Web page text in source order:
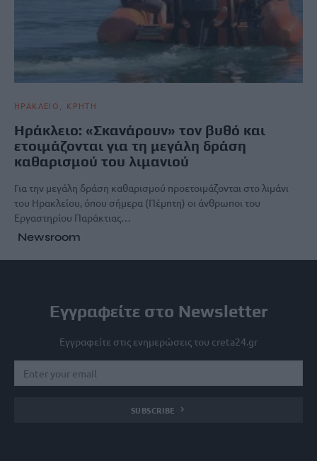
ΗΡΑΚΛΕΙΟ ΚΡΗΤΗ
Ηράκλειο: «Σκανάρουν» τον βυθό και
ετοιμάζονται για τη μεγάλη δράση
καθαρισμού του λιμανιού
Για την μεγάλη δράση καθαρισμού προετοιμάζονται στο λιμάνι
του Ηρακλείου, όπου σήμερα (Πέμπτη) οι άνθρωποι του
Εργαστηρίου Παράκτιας…
Newsroom
Εγγραφείτε στο Newsletter
Εγγραφείτε στις ενημερώσεις του creta24.gr
SUBSCRIBE